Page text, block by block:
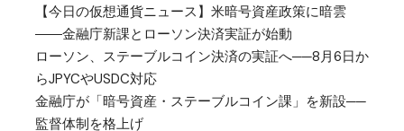
【今日の仮想通貨ニュース】米暗号資産政策に暗雲
――金融庁新課とローソン決済実証が始動
ローソン、ステーブルコイン決済の実証へ──8月6日か
らJPYCやUSDC対応
金融庁が「暗号資産・ステーブルコイン課」を新設──
監督体制を格上げ